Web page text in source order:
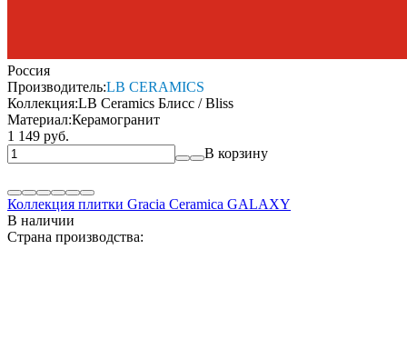
Россия
Производитель:LB CERAMICS
Коллекция:LB Ceramics Блисс / Bliss
Материал:Керамогранит
1 149 руб.
В корзину
Коллекция плитки Gracia Ceramica GALAXY
В наличии
Страна производства: